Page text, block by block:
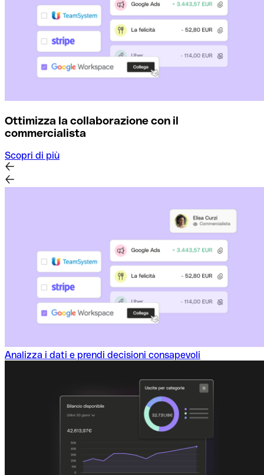
Ottimizza la collaborazione con il
commercialista
Scopri di più
Analizza i dati e prendi decisioni consapevoli